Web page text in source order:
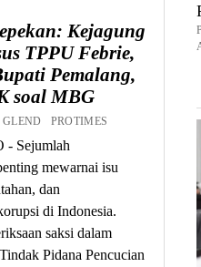
Kejagung
TPPU Febrie,
Pemalang,
soal MBG
PROTIMES
- Sejumlah
mewarnai isu
dan
di Indonesia.
saksi dalam
Pidana Pencucian